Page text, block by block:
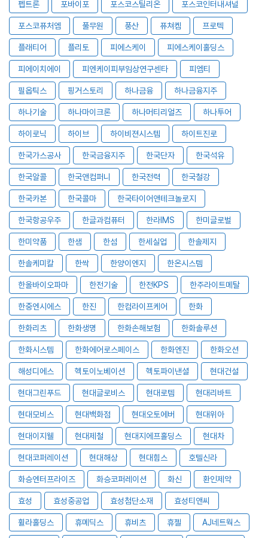
펩트론 포바이포 포스코스틸리온 포스코인터내셔널
포스코퓨처엠 풀무원 풍산 퓨쳐켐 프로텍
플래티어 플리토 피에스케이 피에스케이홀딩스
피에이치에이 피엔케이피부임상연구센타 피엠티
필옵틱스 핑거스토리 하나금융 하나금융지주
하나기술 하나마이크론 하나머티리얼즈 하나투어
하이로닉 하이브 하이비젼시스템 하이트진로
한국가스공사 한국금융지주 한국단자 한국석유
한국알콜 한국앤컴퍼니 한국전력 한국철강
한국카본 한국콜마 한국타이어앤테크놀로지
한국항공우주 한글과컴퓨터 한라IMS 한미글로벌
한미약품 한샘 한섬 한세실업 한솔제지
한솔케미칼 한싹 한양이엔지 한온시스템
한올바이오파마 한전기술 한전KPS 한주라이트메탈
한중엔시에스 한진 한컴라이프케어 한화
한화리츠 한화생명 한화손해보험 한화솔루션
한화시스템 한화에어로스페이스 한화엔진 한화오션
해성디에스 헥토이노베이션 헥토파이낸셜 현대건설
현대그린푸드 현대글로비스 현대로템 현대리바트
현대모비스 현대백화점 현대오토에버 현대위아
현대이지웰 현대제철 현대지에프홀딩스 현대차
현대코퍼레이션 현대해상 현대힘스 호텔신라
화승엔터프라이즈 화승코퍼레이션 화신 환인제약
효성 효성중공업 효성첨단소재 효성티앤씨
휠라홀딩스 휴메딕스 휴비츠 휴젤 AJ네트웍스